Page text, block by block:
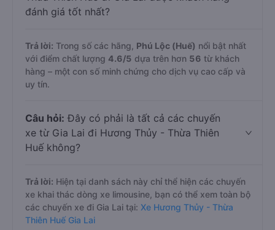
đánh giá tốt nhất?
Trả lời: Trong số các hãng, Phú Lộc (Huế) nổi bật nhất
với điểm chất lượng 4.6/5 dựa trên hơn 56 từ khách
hàng – một con số minh chứng cho dịch vụ cao cấp và
uy tín.
Câu hỏi: Đây có phải là tất cả các chuyến
xe từ Gia Lai đi Hương Thủy - Thừa Thiên
Huế không?
Trả lời: Hiện tại danh sách này chỉ thể hiện các chuyến
xe khai thác dòng xe limousine, bạn có thể xem toàn bộ
các chuyến xe đi Gia Lai tại: Xe Hương Thủy - Thừa
Thiên Huế Gia Lai